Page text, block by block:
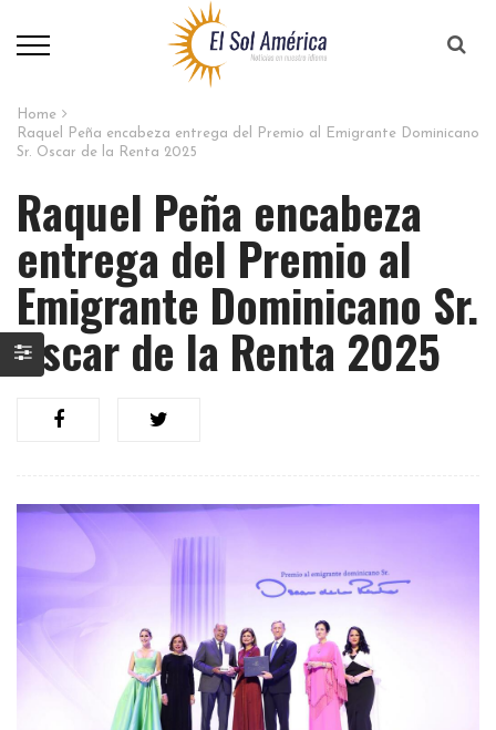
Home
Raquel Peña encabeza entrega del Premio al Emigrante Dominicano
Sr. Oscar de la Renta 2025
Raquel Peña encabeza
entrega del Premio al
Emigrante Dominicano Sr.
Oscar de la Renta 2025